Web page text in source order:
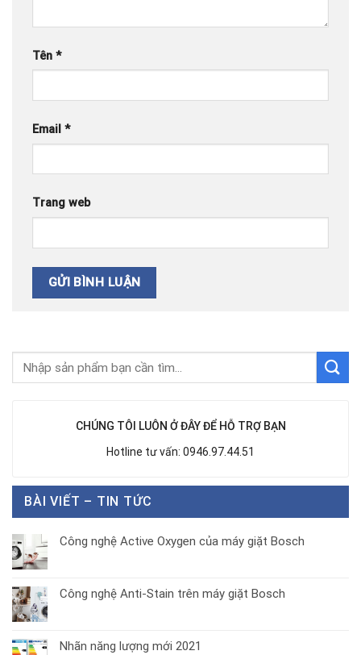
CHÚNG TÔI LUÔN Ở ĐÂY ĐỂ HỖ TRỢ BẠN
Hotline tư vấn: 0946.97.44.51
BÀI VIẾT – TIN TỨC
Công nghệ Active Oxygen của máy giặt Bosch
Công nghệ Anti-Stain trên máy giặt Bosch
Nhãn năng lượng mới 2021
Tên *
Email *
Trang web